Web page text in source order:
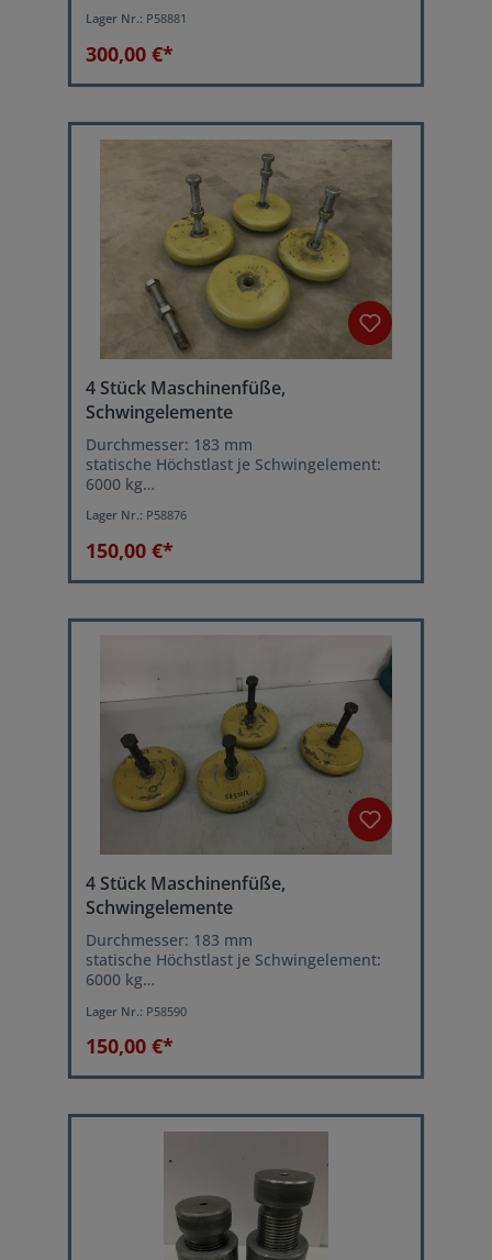
Stellschraube
Lager Nr.: P58881
300,00 €*
4 Stück Maschinenfüße,
Schwingelemente
Durchmesser: 183 mm
statische Höchstlast je Schwingelement:
6000 kg
Stellschraube
Lager Nr.: P58876
150,00 €*
4 Stück Maschinenfüße,
Schwingelemente
Durchmesser: 183 mm
statische Höchstlast je Schwingelement:
6000 kg
Stellschraube
Lager Nr.: P58590
150,00 €*